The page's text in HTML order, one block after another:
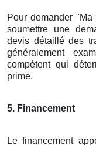
Pour demander
soumettre une
devis détaillé des
généralement
compétent qui
prime.
5. Financement
Le financement